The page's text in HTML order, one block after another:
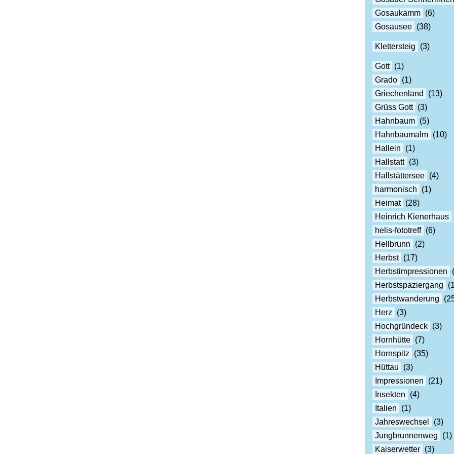
Gosaukamm (6)
Gosausee (38)
Klettersteig (3)
Gott (1)
Grado (1)
Griechenland
(13)
Grüss Gott (3)
Hahnbaum (5)
Hahnbaumalm (10)
Hallein
(1)
Hallstatt (3)
Hallstättersee (4)
harmonisch
(1)
Heimat (28)
Heinrich Kienerhaus
helis-fototreff (6)
Hellbrunn
(2)
Herbst (17)
Herbstimpressionen
Herbstspaziergang
Herbstwanderung
Herz
(3)
Hochgründeck (3)
Hornhütte (7)
Hornspitz
(35)
Hüttau
(3)
Impressionen
(21)
Insekten
(4)
Italien
(1)
Jahreswechsel
(3)
Jungbrunnenweg
(1)
Kaiserwetter (3)